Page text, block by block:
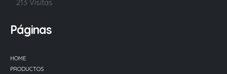
213 Visitas
Páginas
HOME
PRODUCTOS